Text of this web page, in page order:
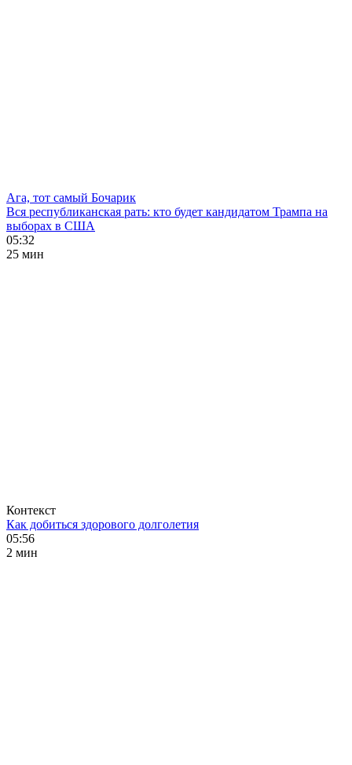
Ага, тот самый Бочарик
Вся республиканская рать: кто будет кандидатом Трампа на
выборах в США
05:32
25 мин
Контекст
Как добиться здорового долголетия
05:56
2 мин